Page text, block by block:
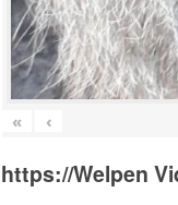
« ‹
https://Welpen